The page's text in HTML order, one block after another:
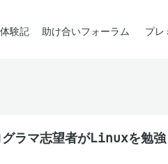
験記 助け合いフォーラム プレ
グラマ志望者がLinuxを